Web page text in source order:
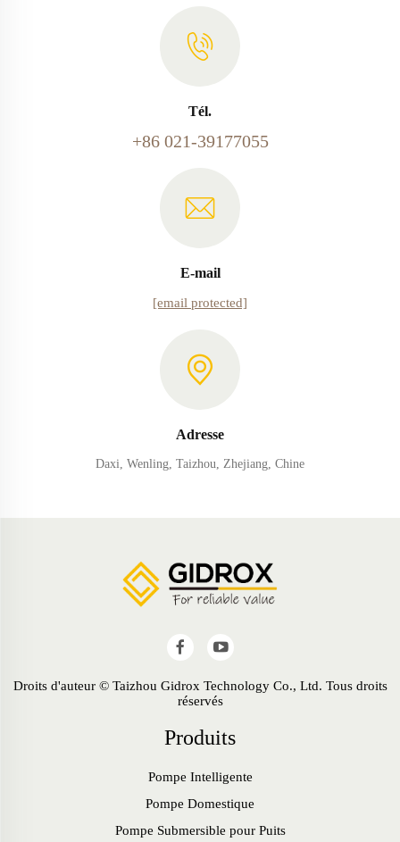
Tél.
+86 021-39177055
E-mail
[email protected]
Adresse
Daxi, Wenling, Taizhou, Zhejiang, Chine
Droits d'auteur © Taizhou Gidrox Technology Co., Ltd. Tous droits
réservés
Produits
Pompe Intelligente
Pompe Domestique
Pompe Submersible pour Puits